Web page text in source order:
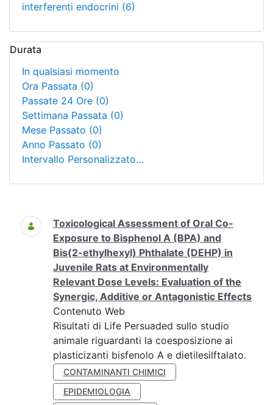
interferenti endocrini (6)
Durata
In qualsiasi momento
Ora Passata (0)
Passate 24 Ore (0)
Settimana Passata (0)
Mese Passato (0)
Anno Passato (0)
Intervallo Personalizzato…
Ricerca
Toxicological Assessment of Oral Co-
Exposure to Bisphenol A (BPA) and
Bis(2-ethylhexyl) Phthalate (DEHP) in
Juvenile Rats at Environmentally
Relevant Dose Levels: Evaluation of the
Synergic, Additive or Antagonistic Effects
Contenuto Web
Risultati di Life Persuaded sullo studio
animale riguardanti la coesposizione ai
plasticizanti bisfenolo A e dietilesilftalato.
CONTAMINANTI CHIMICI
EPIDEMIOLOGIA